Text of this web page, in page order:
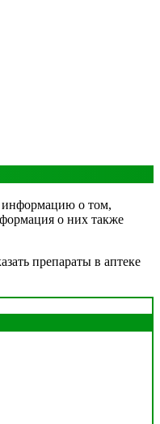
информацию о том,
о них также
препараты в аптеке